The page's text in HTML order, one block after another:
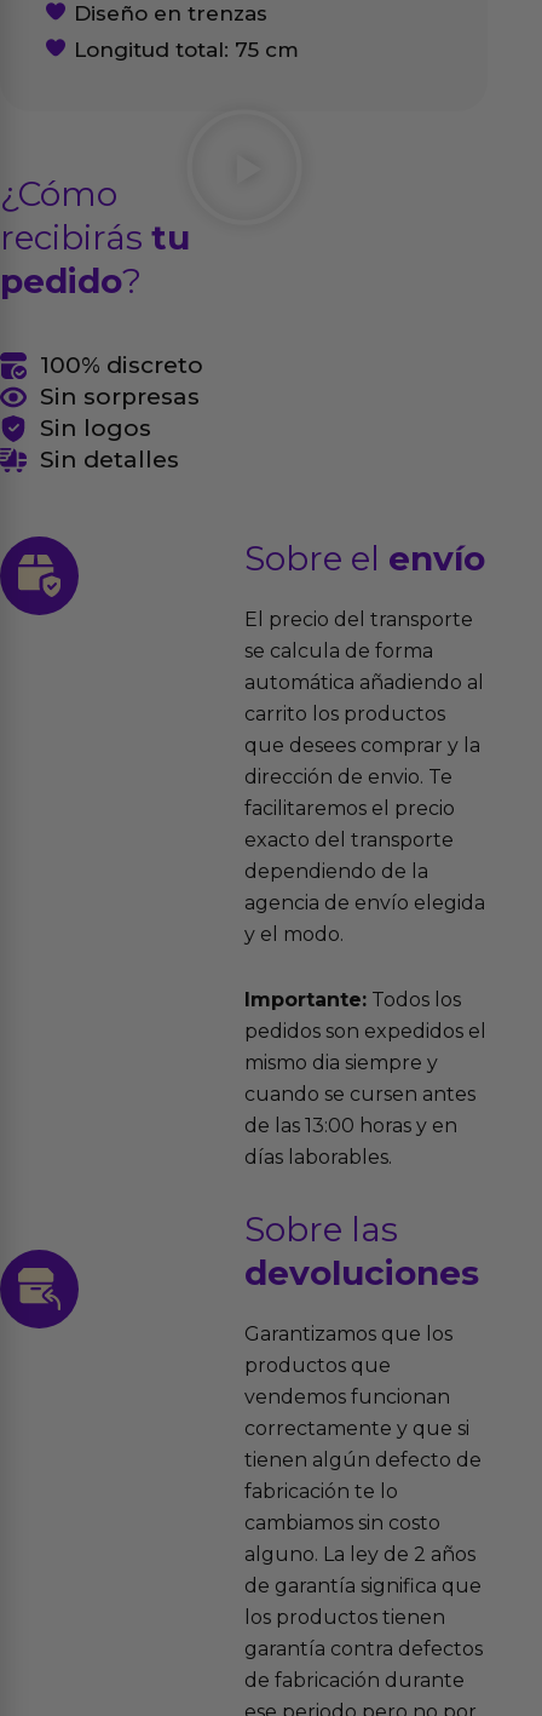
Diseño en trenzas
Longitud total: 75 cm
¿Cómo
recibirás tu
pedido?
100% discreto
Sin sorpresas
Sin logos
Sin detalles
Sobre el envío
El precio del transporte
se calcula de forma
automática añadiendo al
carrito los productos
que desees comprar y la
dirección de envio. Te
facilitaremos el precio
exacto del transporte
dependiendo de la
agencia de envío elegida
y el modo.
Importante:Todos los
pedidos son expedidos el
mismo dia siempre y
cuando se cursen antes
de las 13:00 horas y en
días laborables.
Sobre las
devoluciones
Garantizamos que los
productos que
vendemos funcionan
correctamente y que si
tienen algún defecto de
fabricación te lo
cambiamos sin costo
alguno. La ley de 2 años
de garantía significa que
los productos tienen
garantía contra defectos
de fabricación durante
ese periodo pero no por